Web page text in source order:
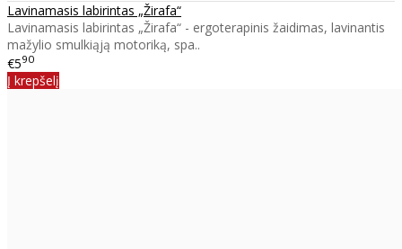
Lavinamasis labirintas „Žirafa“
Lavinamasis labirintas „Žirafa“ - ergoterapinis žaidimas, lavinantis
mažylio smulkiąją motoriką, spa..
€590
Į krepšelį